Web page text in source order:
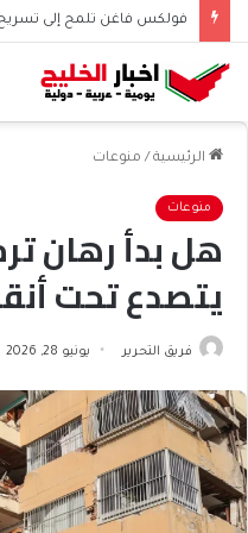
فولكس فاغن تلمح إلى تسريح 50 ألف موظف
الرئيسية / منوعات
منوعات
هل بدأ رهان
يتصدع تحت
فريق التحرير يونيو 28, 2026